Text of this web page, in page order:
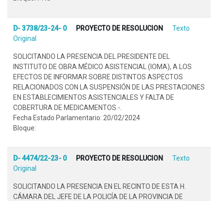
D- 3738/23-24- 0 PROYECTO DE RESOLUCION
Texto
Original
SOLICITANDO LA PRESENCIA DEL PRESIDENTE DEL
INSTITUTO DE OBRA MÉDICO ASISTENCIAL (IOMA), A LOS
EFECTOS DE INFORMAR SOBRE DISTINTOS ASPECTOS
RELACIONADOS CON LA SUSPENSIÓN DE LAS PRESTACIONES
EN ESTABLECIMIENTOS ASISTENCIALES Y FALTA DE
COBERTURA DE MEDICAMENTOS.-.
Fecha Estado Parlamentario: 20/02/2024
Bloque:
D- 4474/22-23- 0 PROYECTO DE RESOLUCION
Texto
Original
SOLICITANDO LA PRESENCIA EN EL RECINTO DE ESTA H.
CÁMARA DEL JEFE DE LA POLICÍA DE LA PROVINCIA DE